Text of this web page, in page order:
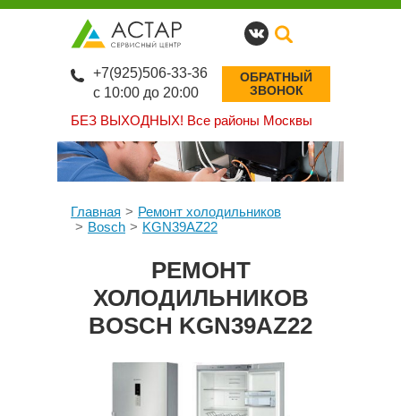
БЕЗ ВЫХОДНЫХ! Все районы Москвы
+7(925)506-33-36
с 10:00 до 20:00
ОБРАТНЫЙ
ЗВОНОК
Главная
Ремонт холодильников
Bosch
KGN39AZ22
РЕМОНТ
ХОЛОДИЛЬНИКОВ
BOSCH KGN39AZ22